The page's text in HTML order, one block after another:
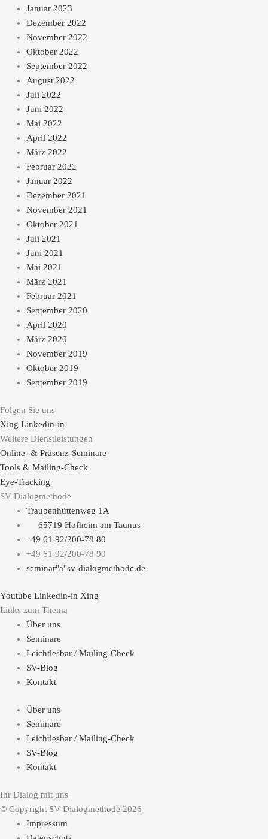
Januar 2023
Dezember 2022
November 2022
Oktober 2022
September 2022
August 2022
Juli 2022
Juni 2022
Mai 2022
April 2022
März 2022
Februar 2022
Januar 2022
Dezember 2021
November 2021
Oktober 2021
Juli 2021
Juni 2021
Mai 2021
März 2021
Februar 2021
September 2020
April 2020
März 2020
November 2019
Oktober 2019
September 2019
Folgen Sie uns
Xing Linkedin-in
Weitere Dienstleistungen
Online- & Präsenz-Seminare
Tools & Mailing-Check
Eye-Tracking
SV-Dialogmethode
Traubenhüttenweg 1A
65719 Hofheim am Taunus
+49 61 92/200-78 80
+49 61 92/200-78 90
seminar"a"sv-dialogmethode.de
Youtube Linkedin-in Xing
Links zum Thema
Über uns
Seminare
Leichtlesbar / Mailing-Check
SV-Blog
Kontakt
Über uns
Seminare
Leichtlesbar / Mailing-Check
SV-Blog
Kontakt
Ihr Dialog mit uns
© Copyright SV-Dialogmethode 2026
Impressum